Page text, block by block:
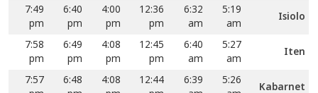
Isiolo
5:19
am
6:32
am
12:36
pm
4:00
pm
6:40
pm
7:49
pm
Iten
5:27
am
6:40
am
12:45
pm
4:08
pm
6:49
pm
7:58
pm
Kabarnet
5:26
6:39
12:44
4:08
6:48
7:57